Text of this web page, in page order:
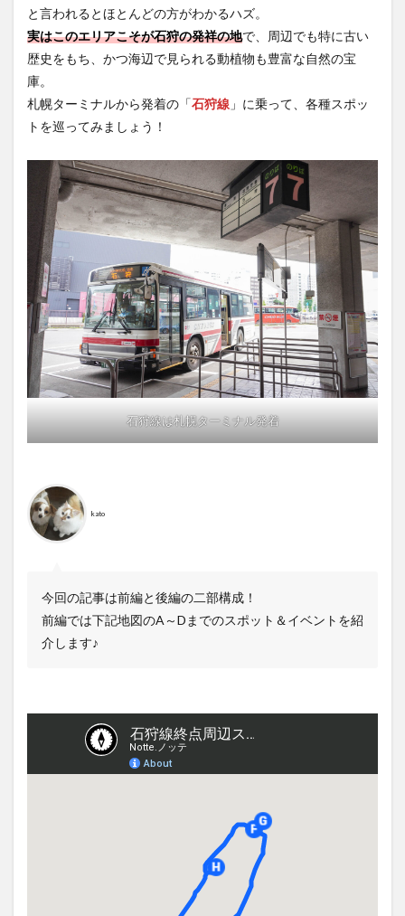
と言われるとほとんどの方がわかるハズ。
実はこのエリアこそが石狩の発祥の地で、周辺でも特に古い
歴史をもち、かつ海辺で見られる動植物も豊富な自然の宝
庫。
札幌ターミナルから発着の「石狩線 」に乗って、各種スポッ
トを巡ってみましょう！
石狩線は札幌ターミナル発着
kato
今回の記事は前編と後編の二部構成！
前編では下記地図のA～Dまでのスポット＆イベントを紹
介します♪